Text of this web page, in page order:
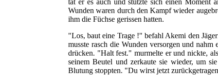
tat er es auch und stützte sich einen Moment
Wunden waren durch den Kampf wieder
ihm die Füchse gerissen hatten.
"Los, baut eine Trage !" befahl Akemi den
musste rasch die Wunden versorgen und
drücken. "Halt fest." murmelte er und nickte,
seinem Beutel und zerkaute sie wieder, um
Blutung stoppten. "Du wirst jetzt